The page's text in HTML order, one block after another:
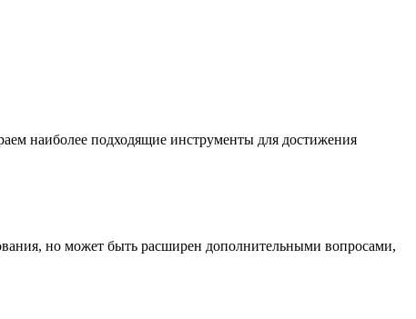
наиболее подходящие инструменты для достижения
но может быть расширен дополнительными вопросами,